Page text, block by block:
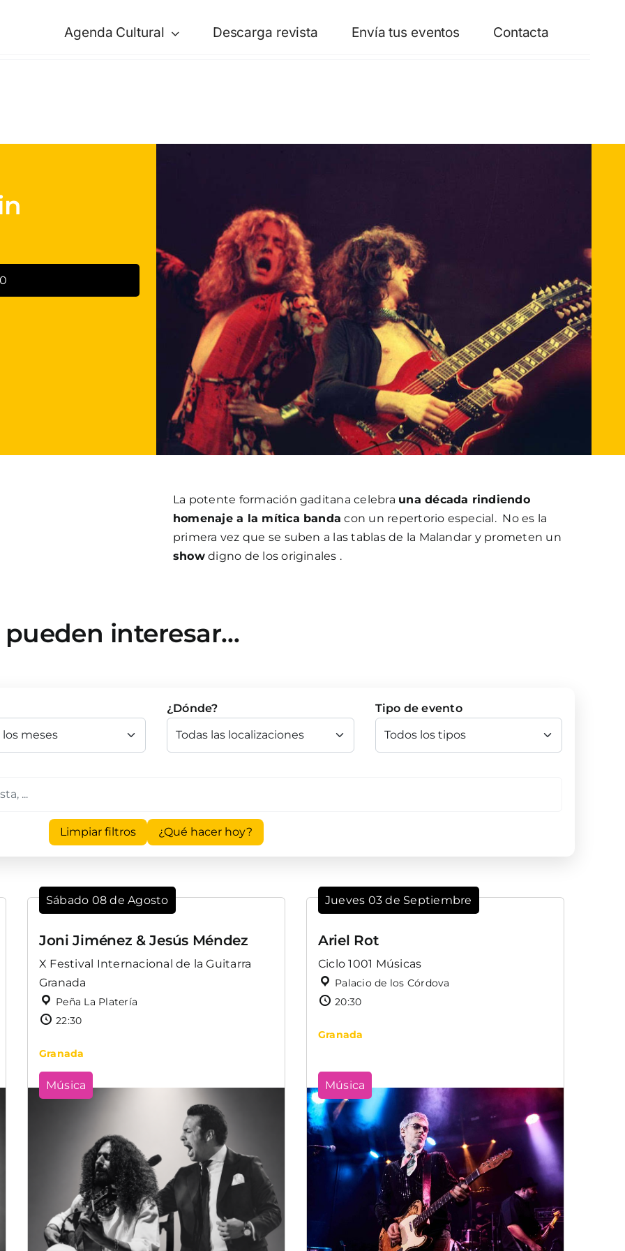
Agenda Cultural Descarga revista Envía tus eventos Contacta
La potente formación gaditana celebra una década rindiendo
homenaje a la mítica banda con un repertorio especial. No es la
primera vez que se suben a las tablas de la Malandar y prometen un
showdigno de los originales .
interesar…
¿Dónde? Tipo de evento
Limpiar filtros ¿Qué hacer hoy?
Sábado 08 de Agosto
Joni Jiménez & Jesús Méndez
X Festival Internacional de la Guitarra
Granada
Peña La Platería
22:30
Granada
Música
Jueves 03 de Septiembre
Ariel Rot
Ciclo 1001 Músicas
Palacio de los Córdova
20:30
Granada
Música